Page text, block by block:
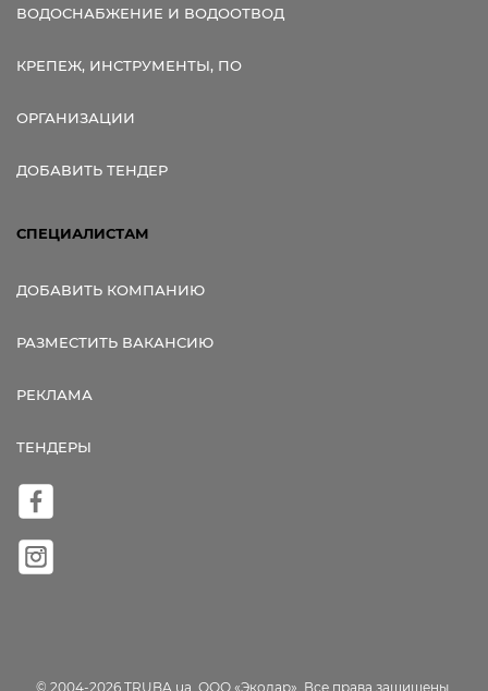
ВОДОСНАБЖЕНИЕ И ВОДООТВОД
КРЕПЕЖ, ИНСТРУМЕНТЫ, ПО
ОРГАНИЗАЦИИ
ДОБАВИТЬ ТЕНДЕР
СПЕЦИАЛИСТАМ
ДОБАВИТЬ КОМПАНИЮ
РАЗМЕСТИТЬ ВАКАНСИЮ
РЕКЛАМА
ТЕНДЕРЫ
© 2004-2026 TRUBA.ua, ООО «Экодар». Все права защищены.